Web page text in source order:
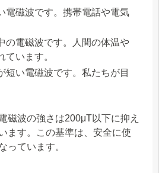
電磁波です。携帯電話や電気
の電磁波です。人間の体温や
ています。
短い電磁波です。私たちが目
磁波の強さは200μT以下に抑え
ます。この基準は、安全に使
っています。